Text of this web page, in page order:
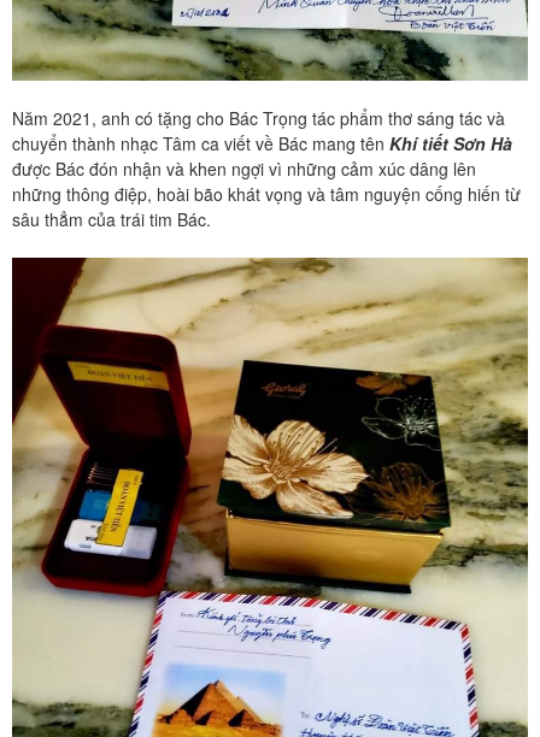
Năm 2021, anh có tặng cho Bác Trọng tác phẩm thơ sáng tác và
chuyển thành nhạc Tâm ca viết về Bác mang tên Khí tiết Sơn Hà
được Bác đón nhận và khen ngợi vì những cảm xúc dâng lên
những thông điệp, hoài bão khát vọng và tâm nguyện cống hiến từ
sâu thẳm của trái tim Bác.